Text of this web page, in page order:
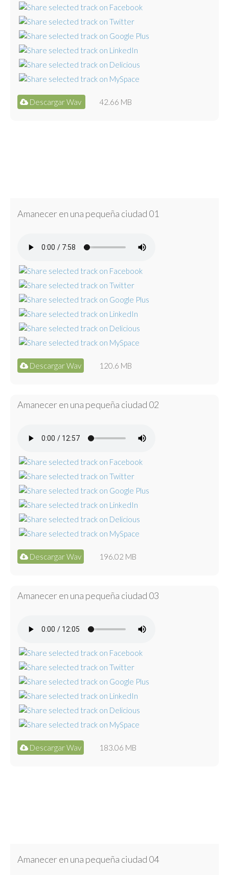
Descargar Wav 42.66 MB
Amanecer en una pequeña ciudad 01
Descargar Wav 120.6 MB
Amanecer en una pequeña ciudad 02
Descargar Wav 196.02 MB
Amanecer en una pequeña ciudad 03
Descargar Wav 183.06 MB
Amanecer en una pequeña ciudad 04